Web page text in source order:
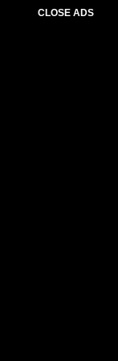
CLOSE ADS